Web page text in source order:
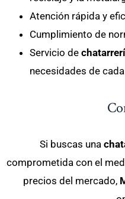
Atención rápida y
Cumplimiento de
Servicio de
necesidades de
Si buscas una
comprometida con el
precios del mercado,